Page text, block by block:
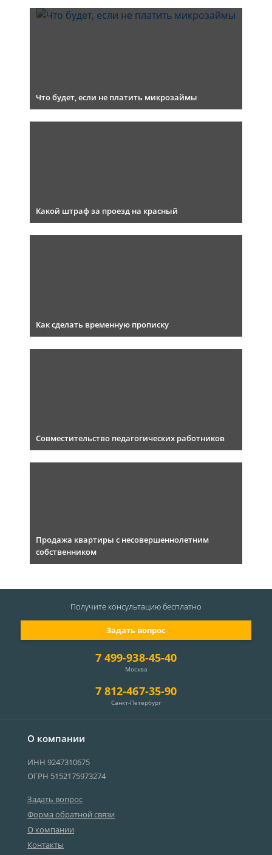
Что будет, если не платить микрозаймы
Какой штраф за проезд на красный
Как сделать временную прописку
Совместительство педагогических работников
Продажа квартиры с несовершеннолетним
собственником
О компании
ИНН 9247310675
ОГРН 5152175973274
Задать вопрос
Форма обратной связи
О компании
Контакты
7 499-938-45-40
Москва
7 812-467-35-90
Санкт-Петербург
Задать вопрос
Получите консультациюбесплатно